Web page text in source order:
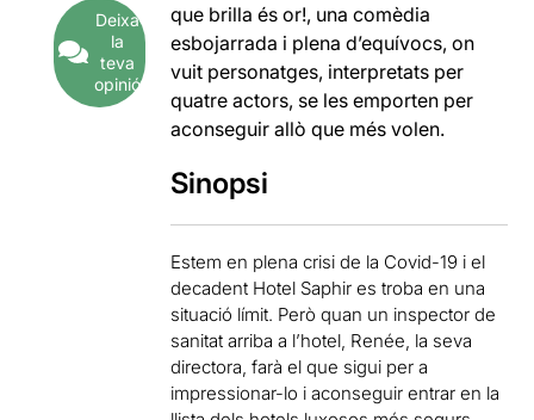
Deixa
la
teva
opinió
que brilla és or!, una comèdia
esbojarrada i plena d’equívocs, on
vuit personatges, interpretats per
quatre actors, se les emporten per
aconseguir allò que més volen.
Sinopsi
Estem en plena crisi de la Covid-19 i el
decadent Hotel Saphir es troba en una
situació límit. Però quan un inspector de
sanitat arriba a l’hotel, Renée, la seva
directora, farà el que sigui per a
impressionar-lo i aconseguir entrar en la